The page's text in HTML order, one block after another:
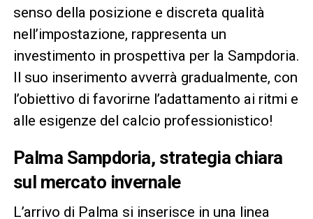
senso della posizione e discreta qualità
nell’impostazione, rappresenta un
investimento in prospettiva per la Sampdoria.
Il suo inserimento avverrà gradualmente, con
l’obiettivo di favorirne l’adattamento ai ritmi e
alle esigenze del calcio professionistico!
Palma Sampdoria, strategia chiara
sul mercato invernale
L’arrivo di Palma si inserisce in una linea